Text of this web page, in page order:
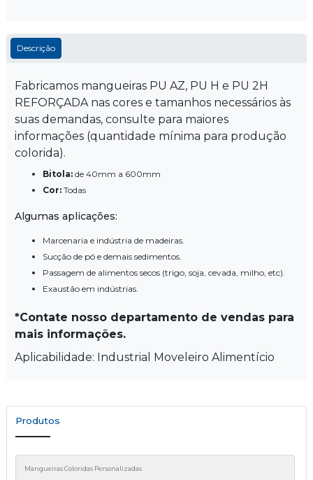
Descrição
Fabricamos mangueiras PU AZ, PU H e PU 2H
REFORÇADA nas cores e tamanhos necessários às
suas demandas, consulte para maiores
informações (quantidade mínima para produção
colorida).
Bitola: de 40mm a 600mm
Cor: Todas
Algumas aplicações:
Marcenaria e indústria de madeiras.
Sucção de pó e demais sedimentos.
Passagem de alimentos secos (trigo, soja, cevada, milho, etc).
Exaustão em indústrias.
*Contate nosso departamento de vendas para
mais informações.
Aplicabilidade: Industrial Moveleiro Alimentício
Produtos
Mangueiras Coloridas Personalizadas